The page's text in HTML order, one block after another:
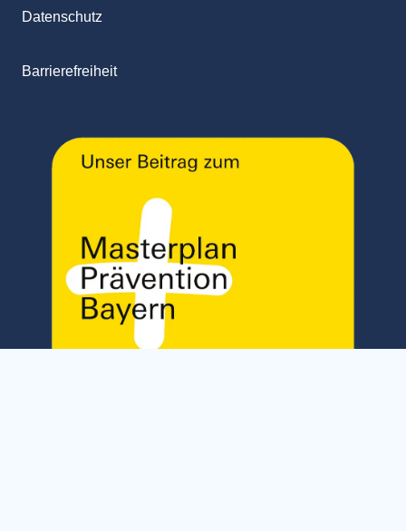
Datenschutz
Barrierefreiheit